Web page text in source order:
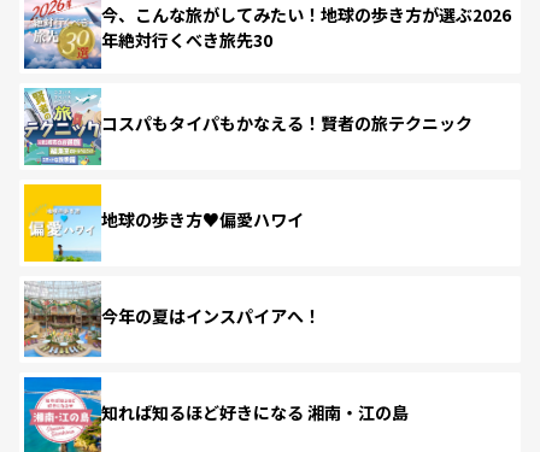
今、こんな旅がしてみたい！地球の歩き方が選ぶ2026
年絶対行くべき旅先30
コスパもタイパもかなえる！賢者の旅テクニック
地球の歩き方♥偏愛ハワイ
今年の夏はインスパイアへ！
知れば知るほど好きになる 湘南・江の島